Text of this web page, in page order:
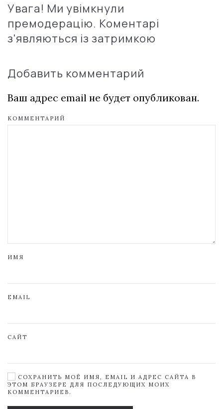
Увага! Ми увімкнули
премодерацію. Коментарі
з'являються із затримкою
Добавить комментарий
Ваш адрес email не будет опубликован.
КОММЕНТАРИЙ
ИМЯ
EMAIL
САЙТ
СОХРАНИТЬ МОЁ ИМЯ, EMAIL И АДРЕС САЙТА В
ЭТОМ БРАУЗЕРЕ ДЛЯ ПОСЛЕДУЮЩИХ МОИХ
КОММЕНТАРИЕВ.